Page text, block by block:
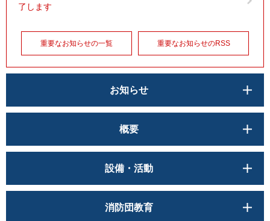
了します
重要なお知らせの一覧 重要なお知らせのRSS
お知らせ
概要
設備・活動
消防団教育